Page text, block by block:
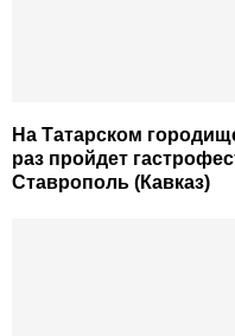
На Татарском
раз пройдет
Ставрополь (Кавказ)